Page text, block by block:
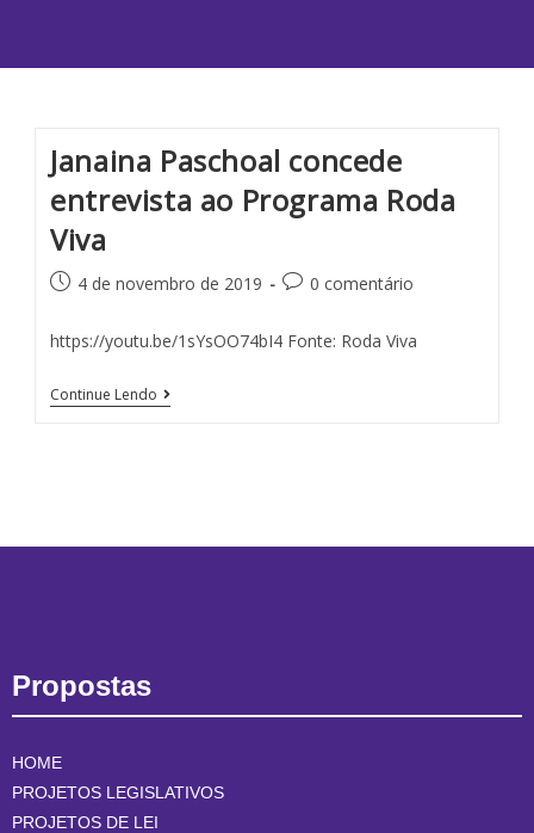
Janaina Paschoal concede
entrevista ao Programa Roda
Viva
4 de novembro de 2019 0 comentário
https://youtu.be/1sYsOO74bI4 Fonte: Roda Viva
Continue Lendo
Propostas
HOME
PROJETOS LEGISLATIVOS
PROJETOS DE LEI